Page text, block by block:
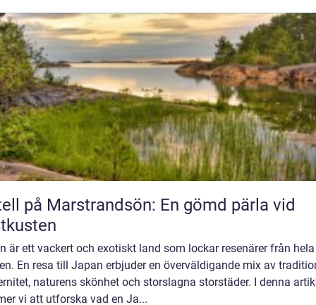
på Marstrandsön: En gömd pärla vid
är ett vackert och exotiskt land som lockar resenärer från hela
En resa till Japan erbjuder en överväldigande mix av
naturens skönhet och storslagna storstäder. I denna
vi att utforska vad en Ja...